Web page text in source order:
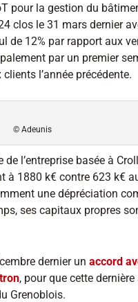
pour la gestion du
clos le 31 mars dernier
de 12% par rapport aux
par un premier
l’année précédente.
© Adeunis
l’entreprise basée à
à 1880 k€ contre 623 k€
une dépréciation
ses capitaux propres
dernier un accord
, pour que cette
Grenoblois.